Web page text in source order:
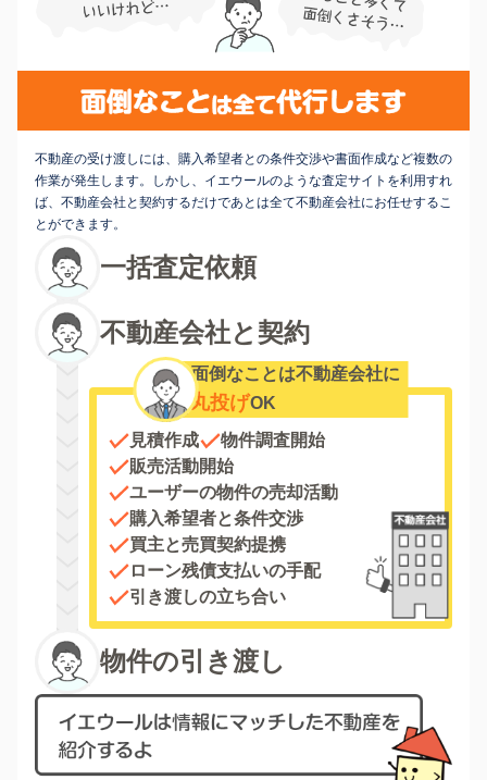
不動産の受け渡しには、購入希望者との条件交渉や書面作成など複数の
作業が発生します。しかし、イエウールのような査定サイトを利用すれ
ば、不動産会社と契約するだけであとは全て不動産会社にお任せするこ
とができます。
一括査定依頼
不動産会社と契約
面倒なことは不動産会社に
丸投げOK
見積作成
物件調査開始
販売活動開始
ユーザーの物件の売却活動
購入希望者と条件交渉
買主と売買契約提携
ローン残債支払いの手配
引き渡しの立ち合い
物件の引き渡し